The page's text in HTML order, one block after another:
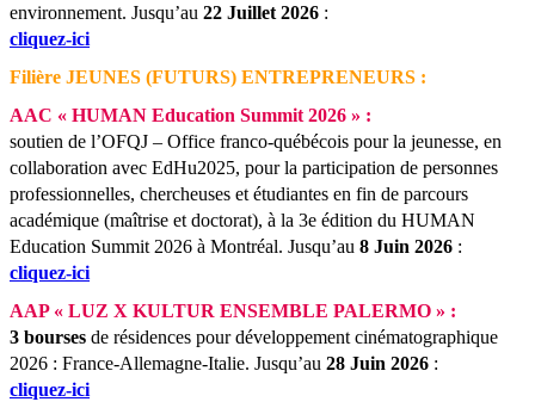
environnement. Jusqu’au 22 Juillet 2026 :
cliquez-ici
Filière JEUNES (FUTURS) ENTREPRENEURS :
AAC « HUMAN Education Summit 2026 » :
soutien de l’OFQJ – Office franco-québécois pour la jeunesse, en
collaboration avec EdHu2025, pour la participation de personnes
professionnelles, chercheuses et étudiantes en fin de parcours
académique (maîtrise et doctorat), à la 3e édition du HUMAN
Education Summit 2026 à Montréal. Jusqu’au 8 Juin 2026 :
cliquez-ici
AAP « LUZ X KULTUR ENSEMBLE PALERMO » :
3 bourses de résidences pour développement cinématographique
2026 : France-Allemagne-Italie. Jusqu’au 28 Juin 2026 :
cliquez-ici